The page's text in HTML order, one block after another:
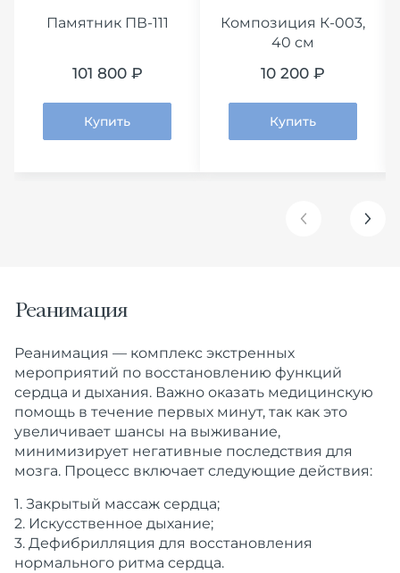
Памятник ПВ-111
101 800 ₽
Купить
Композиция К-003,
40 см
10 200 ₽
Купить
Реанимация
Реанимация — комплекс экстренных
мероприятий по восстановлению функций
сердца и дыхания. Важно оказать медицинскую
помощь в течение первых минут, так как это
увеличивает шансы на выживание,
минимизирует негативные последствия для
мозга. Процесс включает следующие действия:
Закрытый массаж сердца;
Искусственное дыхание;
Дефибрилляция для восстановления
нормального ритма сердца.